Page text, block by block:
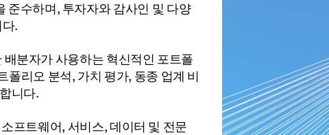
준수하며, 투자자와 감사인 및 다양
.
배분자가 사용하는 혁신적인 포트폴
폴리오 분석, 가치 평가, 동종 업계 비
니다.
프트웨어, 서비스, 데이터 및 전문